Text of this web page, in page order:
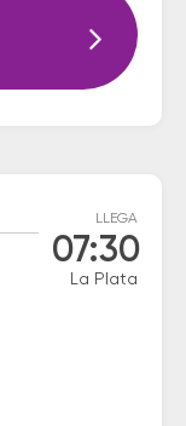
LLEGA
07:30
La Plata